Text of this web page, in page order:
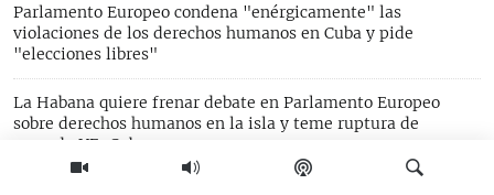
Parlamento Europeo condena "enérgicamente" las
violaciones de los derechos humanos en Cuba y pide
"elecciones libres"
La Habana quiere frenar debate en Parlamento Europeo
sobre derechos humanos en la isla y teme ruptura de
acuerdo UE-Cuba